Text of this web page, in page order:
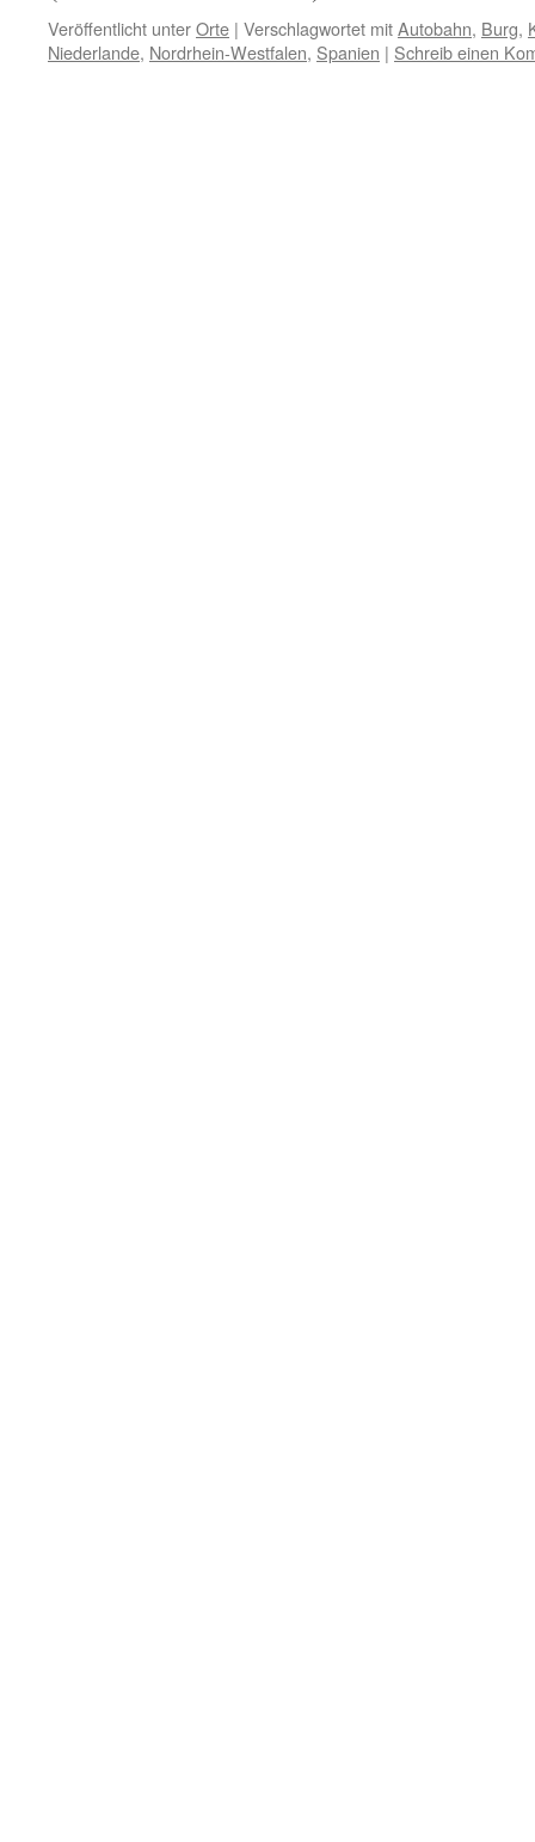
Veröffentlicht unterOrte | Verschlagwortet mitAutobahn, Burg,
Niederlande, Nordrhein-Westfalen, Spanien | Schreib einen